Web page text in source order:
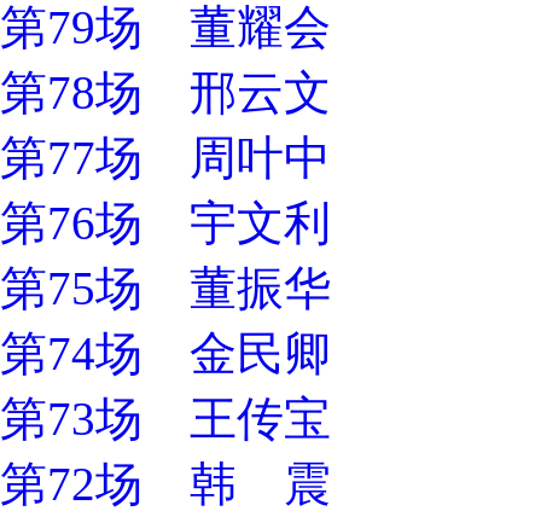
第79场 董耀会
第78场 邢云文
第77场 周叶中
第76场 宇文利
第75场 董振华
第74场 金民卿
第73场 王传宝
第72场 韩 震